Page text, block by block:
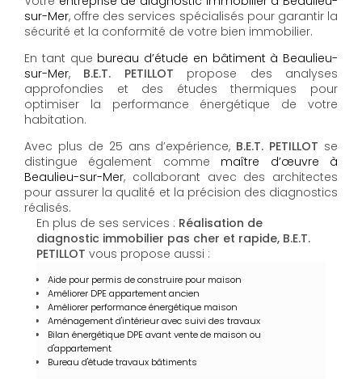
sur-Mer, offre des services spécialisés pour garantir la
sécurité et la conformité de votre bien immobilier.
En tant que bureau d’étude en bâtiment à Beaulieu-
sur-Mer, B.E.T. PETILLOT propose des analyses
approfondies et des études thermiques pour
optimiser la performance énergétique de votre
habitation.
Avec plus de 25 ans d’expérience, B.E.T. PETILLOT se
distingue également comme maître d’œuvre à
Beaulieu-sur-Mer, collaborant avec des architectes
pour assurer la qualité et la précision des diagnostics
réalisés.
En plus de ses services : Réalisation de
diagnostic immobilier pas cher et rapide, B.E.T.
PETILLOT vous propose aussi :
Aide pour permis de construire pour maison
Améliorer DPE appartement ancien
Améliorer performance énergétique maison
Aménagement d'intérieur avec suivi des travaux
Bilan énergétique DPE avant vente de maison ou
d'appartement
Bureau d'étude travaux bâtiments